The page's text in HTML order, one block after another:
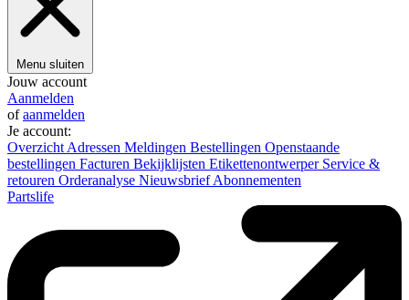
Menu sluiten
Jouw account
Aanmelden
ofaanmelden
Je account:
Overzicht Adressen Meldingen Bestellingen Openstaande
bestellingen Facturen Bekijklijsten Etikettenontwerper Service &
retouren Orderanalyse NieuwsbriefAbonnementen
Partslife